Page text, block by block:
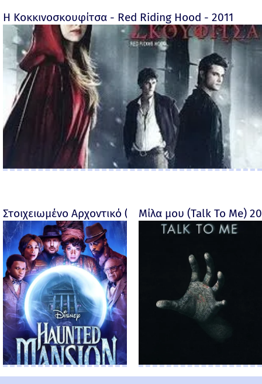
Η Κοκκινοσκουφίτσα - Red Riding Hood - 2011
Στοιχειωμένο Αρχοντικό (Haunted Mansion) - 2023
Μίλα μου (Talk To Me)